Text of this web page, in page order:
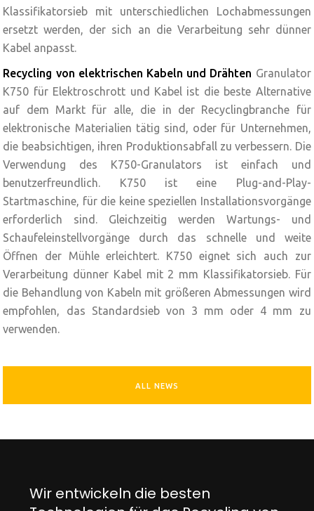
Klassifikatorsieb mit unterschiedlichen Lochabmessungen
ersetzt werden, der sich an die Verarbeitung sehr dünner
Kabel anpasst.
Recycling von elektrischen Kabeln und Drähten Granulator
K750 für Elektroschrott und Kabel ist die beste Alternative
auf dem Markt für alle, die in der Recyclingbranche für
elektronische Materialien tätig sind, oder für Unternehmen,
die beabsichtigen, ihren Produktionsabfall zu verbessern. Die
Verwendung des K750-Granulators ist einfach und
benutzerfreundlich. K750 ist eine Plug-and-Play-
Startmaschine, für die keine speziellen Installationsvorgänge
erforderlich sind. Gleichzeitig werden Wartungs- und
Schaufeleinstellvorgänge durch das schnelle und weite
Öffnen der Mühle erleichtert. K750 eignet sich auch zur
Verarbeitung dünner Kabel mit 2 mm Klassifikatorsieb. Für
die Behandlung von Kabeln mit größeren Abmessungen wird
empfohlen, das Standardsieb von 3 mm oder 4 mm zu
verwenden.
ALL NEWS
Wir entwickeln die besten